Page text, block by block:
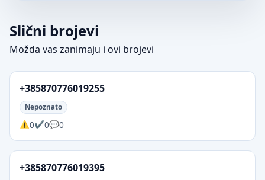
Slični brojevi
Možda vas zanimaju i ovi brojevi
+385870776019255
Nepoznato
0 0 0
+385870776019395